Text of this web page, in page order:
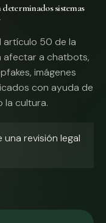
determinados sistemas
artículo 50 de la
afectar a chatbots,
imágenes
con ayuda de
la cultura.
revisión legal